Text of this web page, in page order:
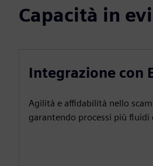
Capacità in
Integrazione con
Agilità e affidabilità nello
garantendo processi più fluidi